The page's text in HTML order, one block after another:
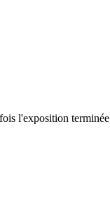
l'exposition